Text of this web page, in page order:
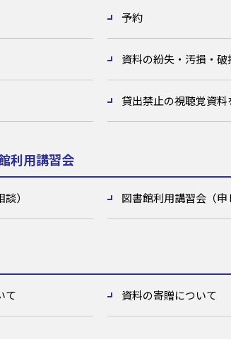
予約
資料の紛失・汚損・破
貸出禁止の視聴覚資
利用講習会
） 図書館利用講習会（申
て 資料の寄贈について